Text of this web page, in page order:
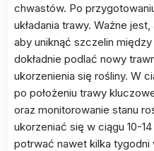
chwastów. Po
układania trawy. Ważne
aby uniknąć szczelin między
dokładnie podlać nowy
ukorzenienia się rośliny. W
po położeniu trawy
oraz monitorowanie stanu
ukorzeniać się w ciągu 10-
potrwać nawet kilka